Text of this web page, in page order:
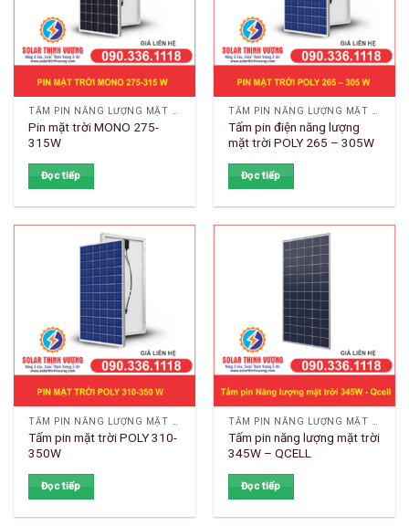
TẤM PIN NĂNG LƯỢNG MẶT TRỜI
Pin mặt trời MONO 275-
315W
Đọc tiếp
TẤM PIN NĂNG LƯỢNG MẶT TRỜI
Tấm pin điện năng lượng
mặt trời POLY 265 – 305W
Đọc tiếp
Tấm pin mặt trời POLY 310-
350W
Đọc tiếp
Tấm pin năng lượng mặt trời
345W – QCELL
Đọc tiếp